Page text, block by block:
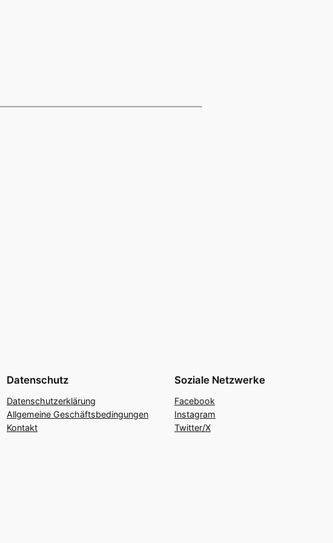
Datenschutz
Datenschutzerklärung
Allgemeine Geschäftsbedingungen
Kontakt
Soziale Netzwerke
Facebook
Instagram
Twitter/X